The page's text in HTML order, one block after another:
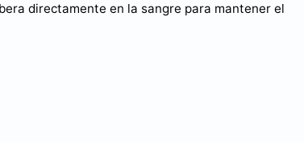
directamente en la sangre para mantener el